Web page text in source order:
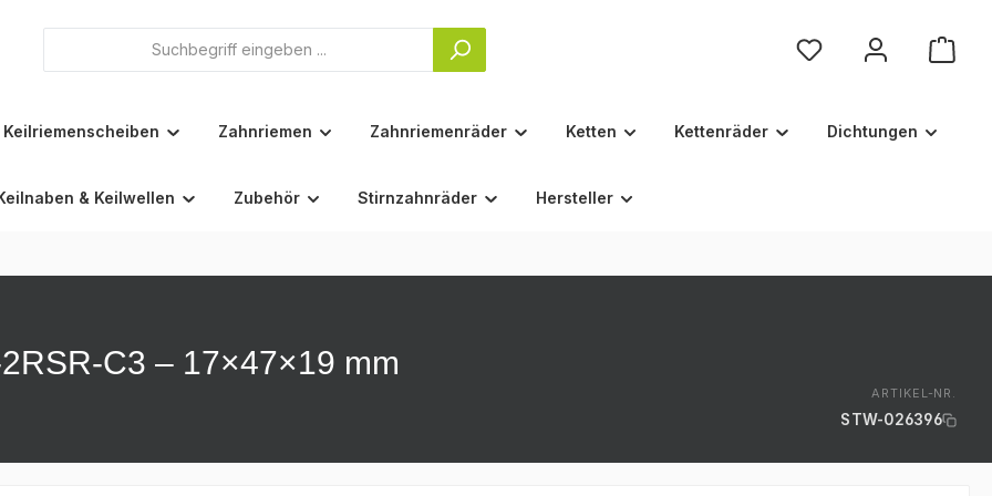
Du hast 0 Produkte
Keilriemenscheiben Zahnriemen Zahnriemenräder Ketten Kettenräder Dichtungen
& Keilwellen Zubehör Stirnzahnräder Hersteller
C3 – 17×47×19 mm
ARTIKEL-NR.
STW-026396